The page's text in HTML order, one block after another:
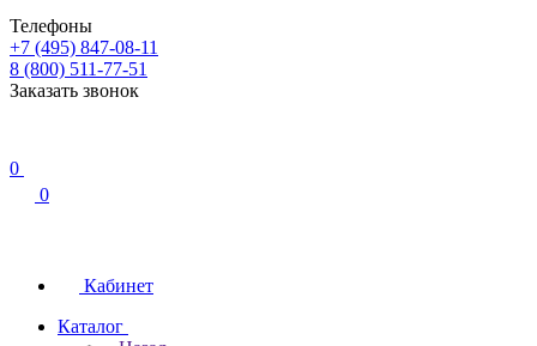
Телефоны
+7 (495) 847-08-11
8 (800) 511-77-51
Заказать звонок
0
0
Кабинет
Каталог